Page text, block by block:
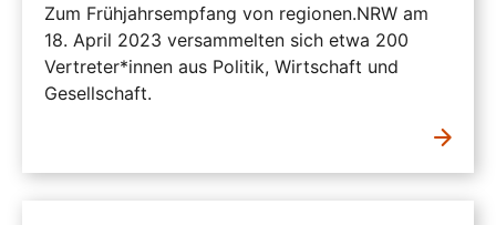
Zum Frühjahrsempfang von regionen.NRW am
18. April 2023 versammelten sich etwa 200
Vertreter*innen aus Politik, Wirtschaft und
Gesellschaft.